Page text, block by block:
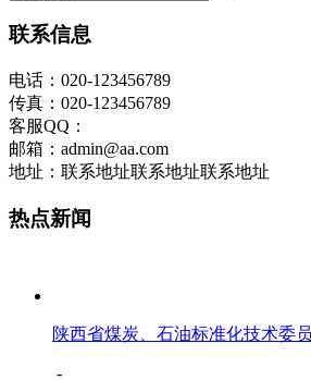
联系信息
电话：020-123456789
传真：020-123456789
客服QQ：
邮箱：admin@aa.com
地址：联系地址联系地址联系地址
热点新闻
陕西省煤炭、石油标准化技术委
-